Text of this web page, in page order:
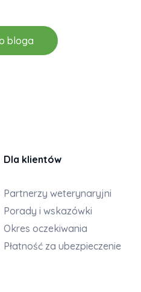
bloga
Dla klientów
Partnerzy weterynaryjni
Porady i wskazówki
Okres oczekiwania
Płatność za ubezpieczenie